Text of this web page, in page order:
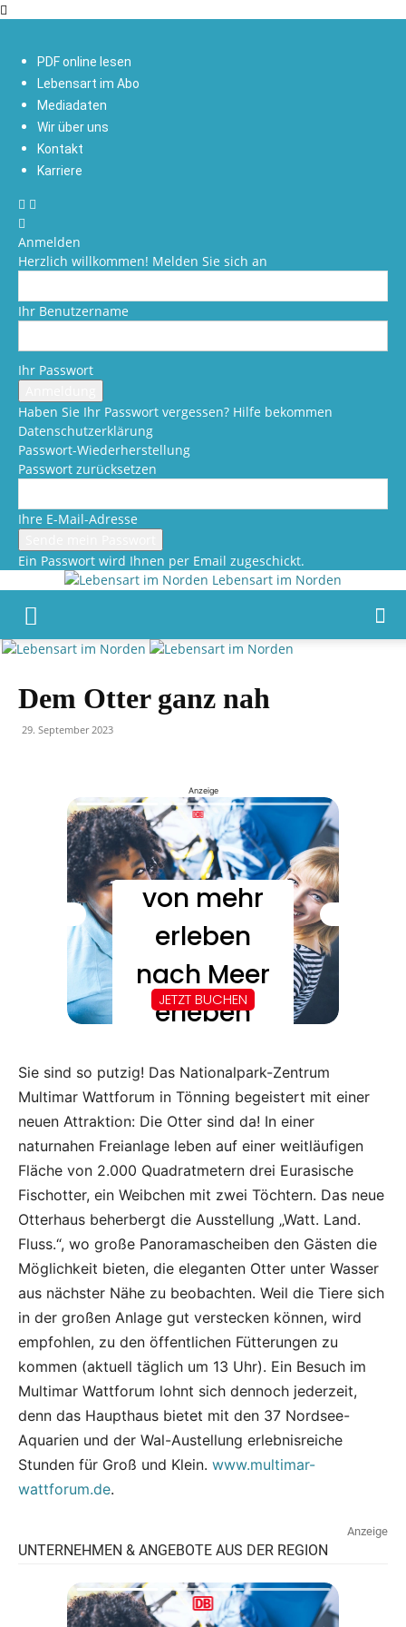
PDF online lesen
Lebensart im Abo
Mediadaten
Wir über uns
Kontakt
Karriere
Anmelden
Herzlich willkommen! Melden Sie sich an
Ihr Benutzername
Ihr Passwort
Haben Sie Ihr Passwort vergessen? Hilfe bekommen
Datenschutzerklärung
Passwort-Wiederherstellung
Passwort zurücksetzen
Ihre E-Mail-Adresse
Ein Passwort wird Ihnen per Email zugeschickt.
Lebensart im Norden
Dem Otter ganz nah
29. September 2023
Anzeige
Sie sind so putzig! Das Nationalpark-Zentrum
Multimar Wattforum in Tönning begeistert mit einer
neuen Attraktion: Die Otter sind da! In einer
naturnahen Freianlage leben auf einer weitläufigen
Fläche von 2.000 Quadratmetern drei Eurasische
Fischotter, ein Weibchen mit zwei Töchtern. Das neue
Otterhaus beherbergt die Ausstellung „Watt. Land.
Fluss.“, wo große Panoramascheiben den Gästen die
Möglichkeit bieten, die eleganten Otter unter Wasser
aus nächster Nähe zu beobachten. Weil die Tiere sich
in der großen Anlage gut verstecken können, wird
empfohlen, zu den öffentlichen Fütterungen zu
kommen (aktuell täglich um 13 Uhr). Ein Besuch im
Multimar Wattforum lohnt sich dennoch jederzeit,
denn das Haupthaus bietet mit den 37 Nordsee-
Aquarien und der Wal-Austellung erlebnisreiche
Stunden für Groß und Klein. www.multimar-
wattforum.de.